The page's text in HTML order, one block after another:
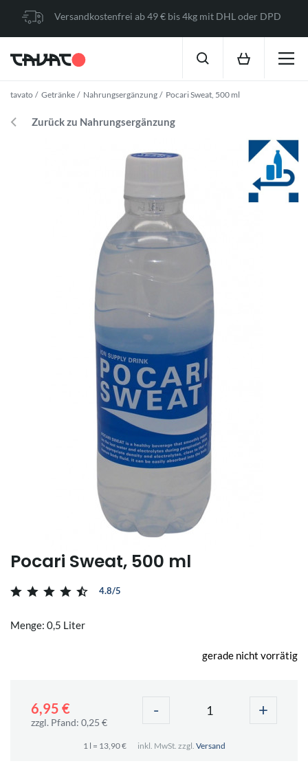
Versandkostenfrei ab 49 € bis 4kg mit DHL oder DPD
tavato Getränke Nahrungsergänzung Pocari Sweat, 500 ml
Zurück zu Nahrungsergänzung
Pocari Sweat, 500 ml
4.8/5
Menge: 0,5 Liter
gerade nicht vorrätig
6,95 €
zzgl. Pfand: 0,25 €
- +
1 l = 13,90 € inkl. MwSt. zzgl. Versand